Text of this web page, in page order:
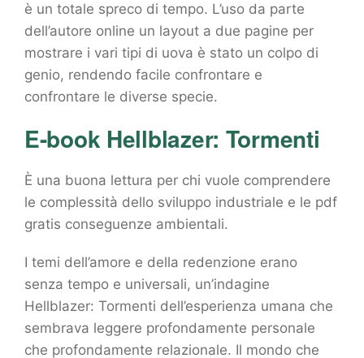
è un totale spreco di tempo. L’uso da parte
dell’autore online un layout a due pagine per
mostrare i vari tipi di uova è stato un colpo di
genio, rendendo facile confrontare e
confrontare le diverse specie.
E-book Hellblazer: Tormenti
È una buona lettura per chi vuole comprendere
le complessità dello sviluppo industriale e le pdf
gratis conseguenze ambientali.
I temi dell’amore e della redenzione erano
senza tempo e universali, un’indagine
Hellblazer: Tormenti dell’esperienza umana che
sembrava leggere profondamente personale
che profondamente relazionale. Il mondo che